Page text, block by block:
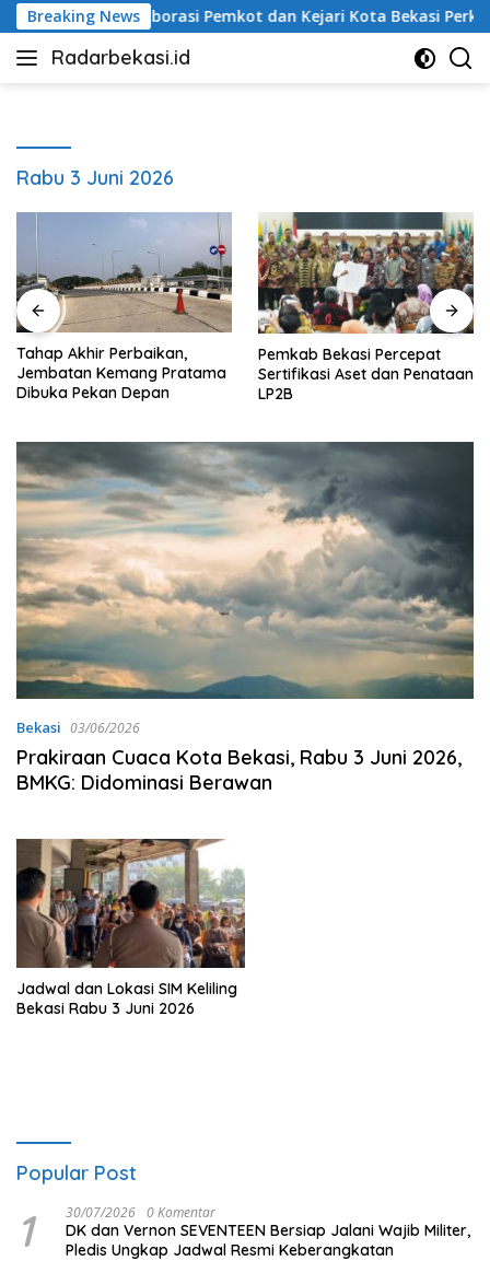
Langsung
ke
konten
Breaking News
Kolaborasi Pemkot dan Kejari Kota Bekasi Perkuat
Radarbekasi.id
Berita
Rabu 3 Juni 2026
Tahap Akhir Perbaikan,
Jembatan Kemang Pratama
Dibuka Pekan Depan
Pemkab Bekasi Percepat
Sertifikasi Aset dan Penataan
LP2B
Bekasi 03/06/2026
Prakiraan Cuaca Kota Bekasi, Rabu 3 Juni 2026,
BMKG: Didominasi Berawan
Jadwal dan Lokasi SIM Keliling
Bekasi Rabu 3 Juni 2026
Popular Post
1 30/07/2026 0 Komentar
DK dan Vernon SEVENTEEN Bersiap Jalani Wajib Militer,
Pledis Ungkap Jadwal Resmi Keberangkatan